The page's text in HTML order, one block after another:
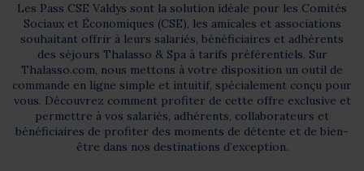
Les Pass CSE Valdys sont la solution idéale pour les Comités
Sociaux et Économiques (CSE), les amicales et associations
souhaitant offrir à leurs salariés, bénéficiaires et adhérents
des séjours Thalasso & Spa à tarifs préférentiels. Sur
Thalasso.com, nous mettons à votre disposition un outil de
commande en ligne simple et intuitif, spécialement conçu pour
vous. Découvrez comment profiter de cette offre exclusive et
permettre à vos salariés, adhérents, collaborateurs et
bénéficiaires de profiter des moments de détente et de bien-
être dans nos destinations d’exception.